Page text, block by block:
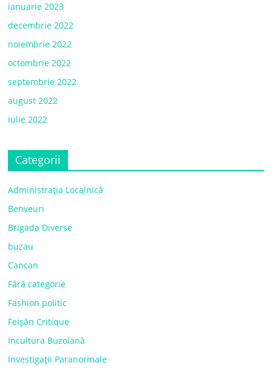
ianuarie 2023
decembrie 2022
noiembrie 2022
octombrie 2022
septembrie 2022
august 2022
iulie 2022
Categorii
Administrația Localnică
Benveuri
Brigada Diverse
buzau
Cancan
Fără categorie
Fashion politic
Feișăn Critique
Incultura Buzoiană
Investigații Paranormale